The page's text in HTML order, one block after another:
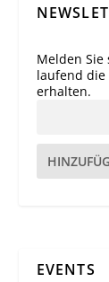
Melden
laufend die
erhalten.
EVENTS